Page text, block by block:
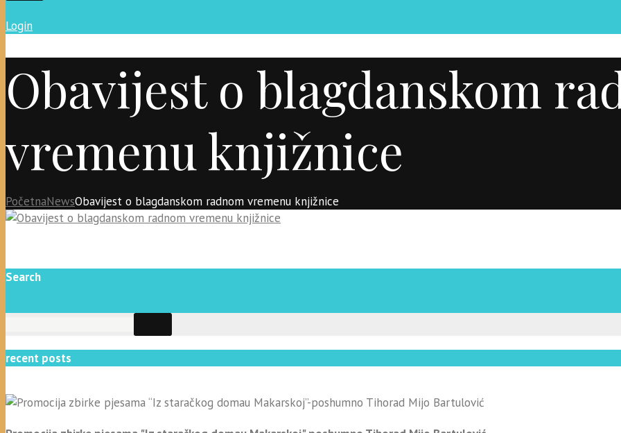
Login
Obavijest o blagdanskom
vremenu knjižnice
PočetnaNewsObavijest o blagdanskom radnom vremenu knjižnice
Search
recent posts